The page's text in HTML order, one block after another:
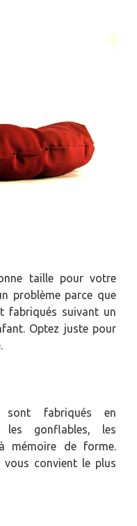
taille pour votre
problème parce que
fabriqués suivant un
Optez juste pour
sont fabriqués en
gonflables, les
mémoire de forme.
vous convient le plus